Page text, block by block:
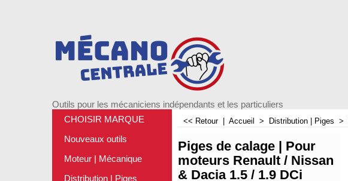
Outils pour les mécaniciens indépendants et les particuliers
CHOISIR MARQUE
Nouveaux outils
Moteur | Mécanique
Distribution | Piges
<< Retour Accueil > Distribution | Piges >
Piges de calage | Pour
moteurs Renault / Nissan
& Dacia 1.5 / 1.9 DCi